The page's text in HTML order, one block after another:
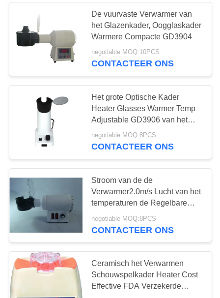
Universeel
Proefkader
Digitale PD Meter
Oogstoeleenheid
14
De vuurvaste Verwarmer van
het Glazenkader, Oogglaskader
Warmere Compacte GD3904
negotiable MOQ:10PCS
CONTACTEER ONS
Het grote Optische Kader
Heater Glasses Warmer Temp
Adjustable GD3906 van het
Luchtvolume
negotiable MOQ:8PCS
CONTACTEER ONS
Stroom van de de
Verwarmer2.0m/s Lucht van het
temperaturen de Regelbare
Optische Kader Rate With Heat
Concentrator
negotiable MOQ:8PCS
CONTACTEER ONS
Ceramisch het Verwarmen
Schouwspelkader Heater Cost
Effective FDA Verzekerde